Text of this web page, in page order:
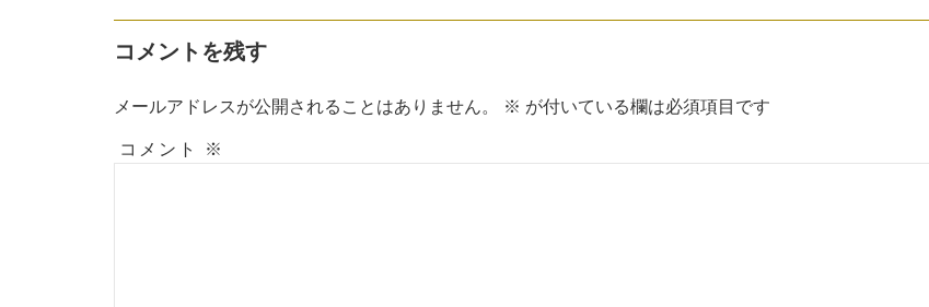
コメントを残す
メールアドレスが公開されることはありません。 ※ が付いている欄は必須項目です
コメント ※